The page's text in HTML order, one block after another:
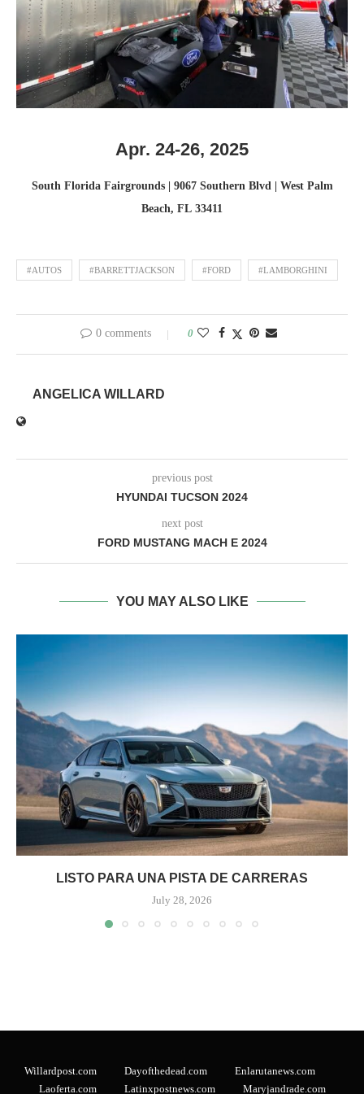
Apr. 24-26, 2025
South Florida Fairgrounds | 9067 Southern Blvd | West Palm
Beach, FL 33411
#AUTOS #BARRETTJACKSON #FORD #LAMBORGHINI
0 comments 0
ANGELICA WILLARD
previous post
HYUNDAI TUCSON 2024
next post
FORD MUSTANG MACH E 2024
YOU MAY ALSO LIKE
LISTO PARA UNA PISTA DE CARRERAS
July 28, 2026
Willardpost.com Dayofthedead.com
Enlarutanews.com
Laoferta.com
Latinxpostnews.com Maryjandrade.com